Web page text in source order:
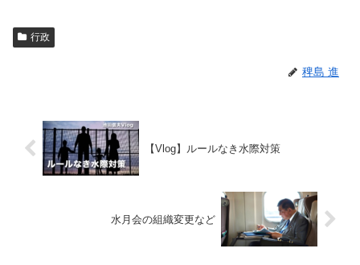
行政
稗島 進
【Vlog】ルールなき水際対策
水月会の組織変更など